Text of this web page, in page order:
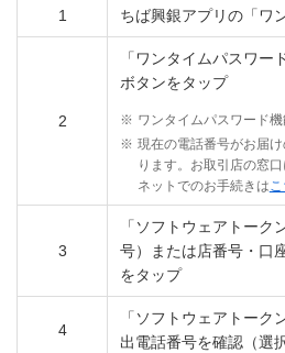
1 ちば興銀アプリの「ワ
2
「ワンタイムパスワ
ボタンをタップ
※ ワンタイムパスワード
※ 現在の電話番号がお届
ります。お取引店の窓
ネットでのお手続きは
3
「ソフトウェアトー
号）または店番号・口
をタップ
4
「ソフトウェアトー
出電話番号を確認（選